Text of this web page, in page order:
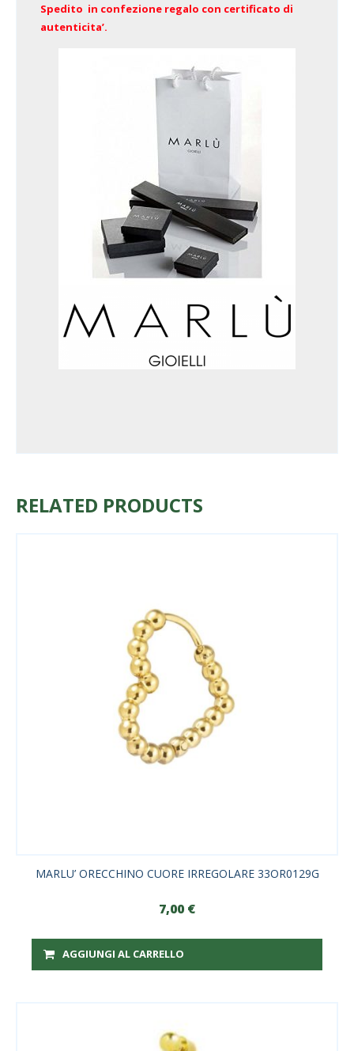
Spedito in confezione regalo con certificato di
autenticita’.
RELATED PRODUCTS
MARLU’ ORECCHINO CUORE IRREGOLARE 33OR0129G
7,00 €
AGGIUNGI AL CARRELLO